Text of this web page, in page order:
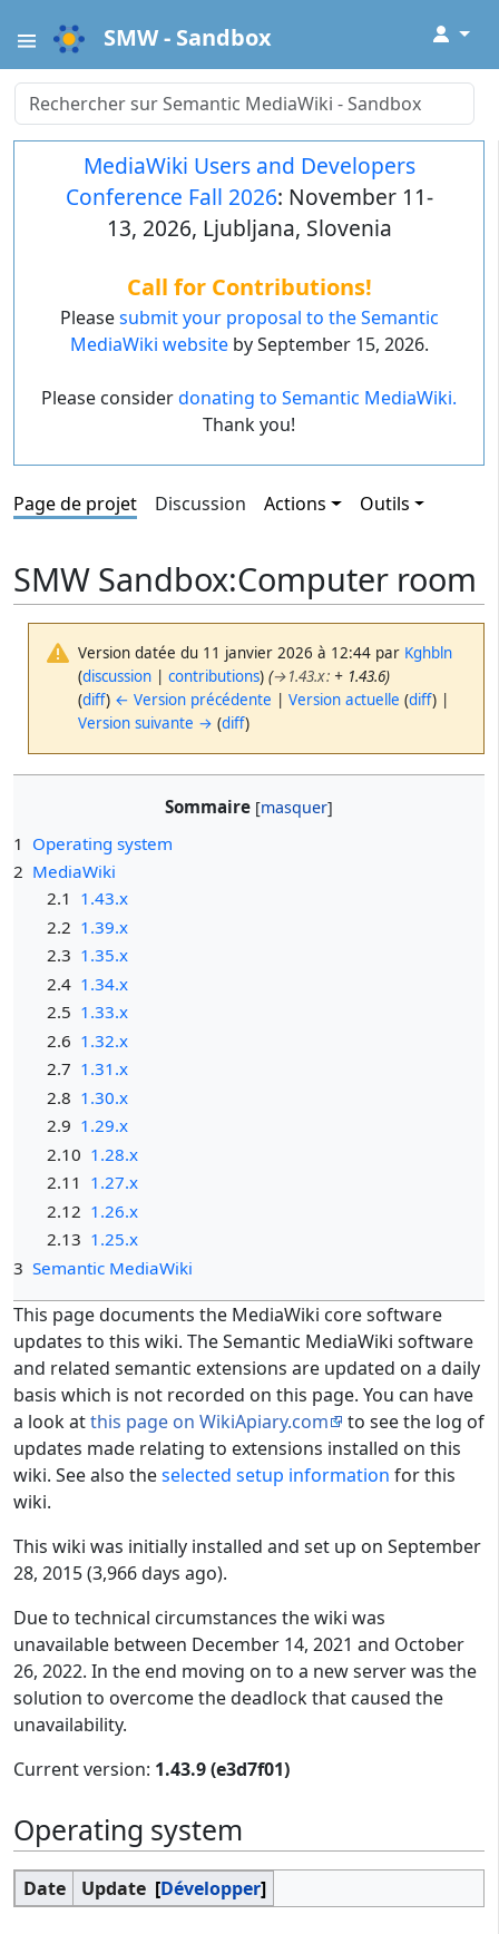
SMW - Sandbox ↓
MediaWiki Users and Developers
Conference Fall 2026: November 11-
13, 2026, Ljubljana, Slovenia
Call for Contributions!
Pleasesubmit your proposal to the Semantic
MediaWiki websiteby September 15, 2026.
Please considerdonating to Semantic MediaWiki.
Thank you!
Page de projet Discussion Actions Outils
SMW Sandbox:Computer room
Version datée du 11 janvier 2026 à 12:44 par Kghbln
(discussion |contributions) (→1.43.x: + 1.43.6)
(diff) ← Version précédente |Version actuelle (diff) |
Version suivante → (diff)
Sommaire
1 Operating system
2 MediaWiki
2.1 1.43.x
2.2 1.39.x
2.3 1.35.x
2.4 1.34.x
2.5 1.33.x
2.6 1.32.x
2.7 1.31.x
2.8 1.30.x
2.9 1.29.x
2.10 1.28.x
2.11 1.27.x
2.12 1.26.x
2.13 1.25.x
3 Semantic MediaWiki
This page documents the MediaWiki core software
updates to this wiki. The Semantic MediaWiki software
and related semantic extensions are updated on a daily
basis which is not recorded on this page. You can have
a look atthis page on WikiApiary.com
to see the log of
updates made relating to extensions installed on this
wiki. See also theselected setup information for this
wiki.
This wiki was initially installed and set up on September
28, 2015 (3,966 days ago).
Due to technical circumstances the wiki was
unavailable between December 14, 2021 and October
26, 2022. In the end moving on to a new server was the
solution to overcome the deadlock that caused the
unavailability.
Current version: 1.43.9 (e3d7f01)
Operating system
Date Développer
Update